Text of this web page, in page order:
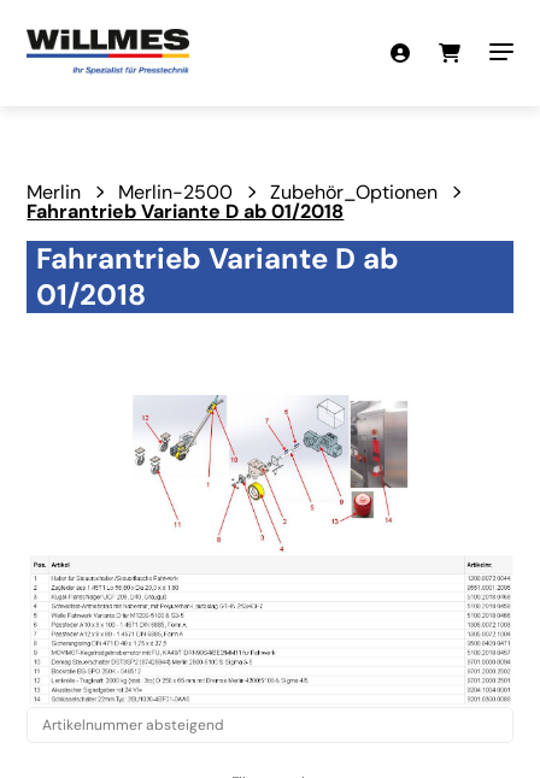
Merlin Merlin-2500 Zubehör_Optionen
Fahrantrieb Variante D ab 01/2018
Fahrantrieb Variante D ab
01/2018